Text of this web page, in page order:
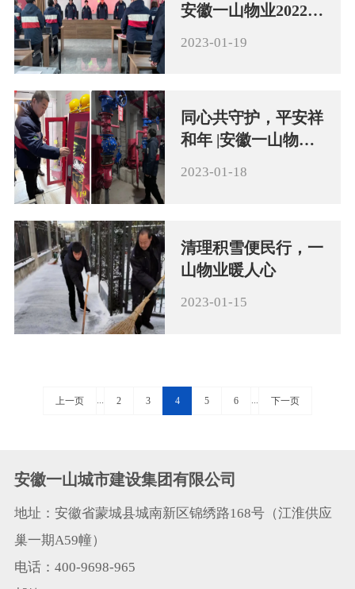
安徽一山物业2022年
2023-01-19
同心共守护，平安祥
和年 |安徽一山物业
2023-01-18
清理积雪便民行，一
山物业暖人心
2023-01-15
上一页 2 3 4 5 6 下一页
安徽一山城市建设集团有限公司
地址：安徽省蒙城县城南新区锦绣路168号（江淮供应
巢一期A59幢）
电话：400-9698-965